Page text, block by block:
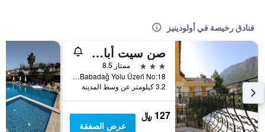
فنادق رخيصة في أولودينيز
صن سيت أبارت أوتل
3 نجوم
ممتاز 8.5
Mendos Caddesi̇ Babadağ Yolu Üzeri̇ No:18, أولودينيز, تركيا
3.2 كيلومتر عن وسط المدينة
127 ﷼
عرض الصفقة